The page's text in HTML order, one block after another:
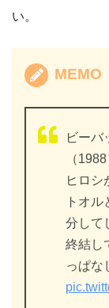
い。
MEMO
ビーバ
（1988
ヒロシ
トオ
分して
終結し
っぱな